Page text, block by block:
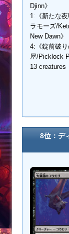
Djinn》
1:《新たな
ラモーズ/
New Dawn》
4:《錠前破
屋/Picklock
13 creatures
8位：デ